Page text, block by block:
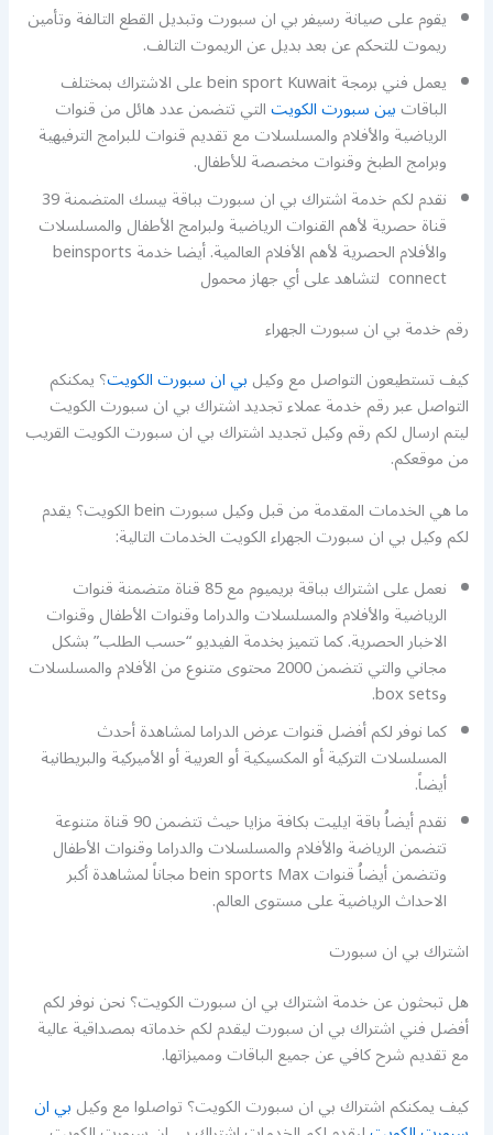
يقوم على صيانة رسيفر بي ان سبورت وتبديل القطع التالفة وتأمين
ريموت للتحكم عن بعد بديل عن الريموت التالف.
يعمل فني برمجة bein sport Kuwait على الاشتراك بمختلف
الباقاتبين سبورت الكويتالتي تتضمن عدد هائل من قنوات
الرياضية والأفلام والمسلسلات مع تقديم قنوات للبرامج الترفيهية
وبرامج الطبخ وقنوات مخصصة للأطفال.
نقدم لكم خدمة اشتراك بي ان سبورت بباقة بيسك المتضمنة 39
قناة حصرية لأهم القنوات الرياضية ولبرامج الأطفال والمسلسلات
والأفلام الحصرية لأهم الأفلام العالمية. أيضا خدمة beinsports
connect لتشاهد على أي جهاز محمول
رقم خدمة بي ان سبورت الجهراء
كيف تستطيعون التواصل مع وكيلبي ان سبورت الكويت؟ يمكنكم
التواصل عبر رقم خدمة عملاء تجديد اشتراك بي ان سبورت الكويت
ليتم ارسال لكم رقم وكيل تجديد اشتراك بي ان سبورت الكويت القريب
من موقعكم.
ما هي الخدمات المقدمة من قبل وكيل سبورت bein الكويت؟ يقدم
لكم وكيل بي ان سبورت الجهراء الكويت الخدمات التالية:
نعمل على اشتراك بباقة بريميوم مع 85 قناة متضمنة قنوات
الرياضية والأفلام والمسلسلات والدراما وقنوات الأطفال وقنوات
الاخبار الحصرية. كما تتميز بخدمة الفيديو “حسب الطلب” بشكل
مجاني والتي تتضمن 2000 محتوى متنوع من الأفلام والمسلسلات
وbox sets.
كما نوفر لكم أفضل قنوات عرض الدراما لمشاهدة أحدث
المسلسلات التركية أو المكسيكية أو العربية أو الأميركية والبريطانية
أيضاً.
نقدم أيضاُ باقة ايليت بكافة مزايا حيث تتضمن 90 قناة متنوعة
تتضمن الرياضة والأفلام والمسلسلات والدراما وقنوات الأطفال
وتتضمن أيضاُ قنوات bein sports Max مجاناً لمشاهدة أكبر
الاحداث الرياضية على مستوى العالم.
اشتراك بي ان سبورت
هل تبحثون عن خدمة اشتراك بي ان سبورت الكويت؟ نحن نوفر لكم
أفضل فني اشتراك بي ان سبورت ليقدم لكم خدماته بمصداقية عالية
مع تقديم شرح كافي عن جميع الباقات ومميزاتها.
كيف يمكنكم اشتراك بي ان سبورت الكويت؟ تواصلوا مع وكيلبي ان